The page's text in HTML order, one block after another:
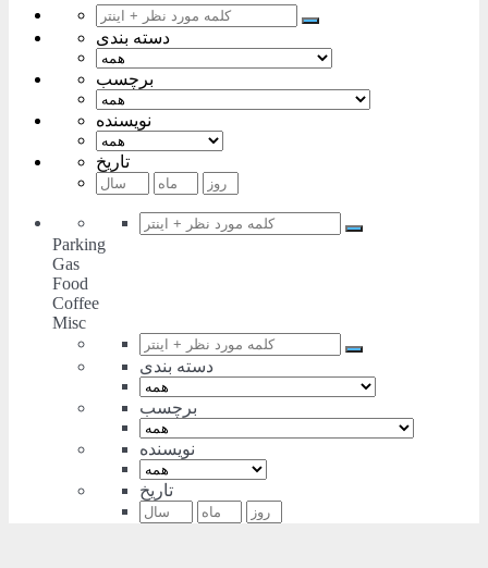
دسته بندی
برچسب
نویسنده
تاریخ
Parking
Gas
Food
Coffee
Misc
دسته بندی
برچسب
نویسنده
تاریخ